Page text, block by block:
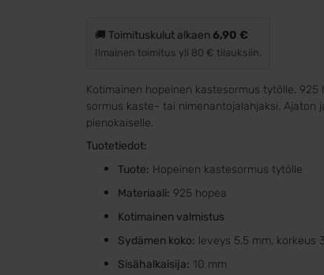
🚚 Toimituskulut alkaen6,90 €
Ilmainen toimitus yli 80 € tilauksiin.
Kotimainen hopeinen kastesormus tytölle. 925
sormus kaste- tai nimenantojalahjaksi. Ajaton
pienokaiselle.
Tuotetiedot:
Tuote: Hopeinen kastesormus tytölle
Materiaali: 925 hopea
Kotimainen valmistus
Sydämen koko: leveys 5,5 mm, korkeus
Sisähalkaisija: 10 mm